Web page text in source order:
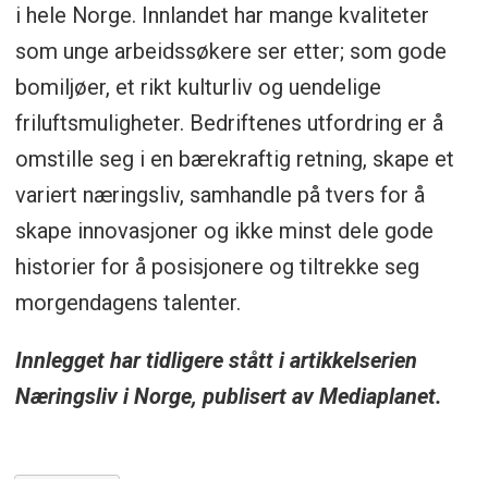
i hele Norge. Innlandet har mange kvaliteter
som unge arbeidssøkere ser etter; som gode
bomiljøer, et rikt kulturliv og uendelige
friluftsmuligheter. Bedriftenes utfordring er å
omstille seg i en bærekraftig retning, skape et
variert næringsliv, samhandle på tvers for å
skape innovasjoner og ikke minst dele gode
historier for å posisjonere og tiltrekke seg
morgendagens talenter.
Innlegget har tidligere stått i artikkelserien
Næringsliv i Norge, publisert av Mediaplanet.